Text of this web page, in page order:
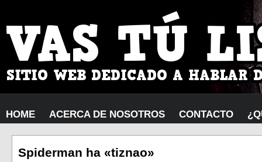
HOME ACERCA DE NOSOTROS CONTACTO
Spiderman ha «tiznao»